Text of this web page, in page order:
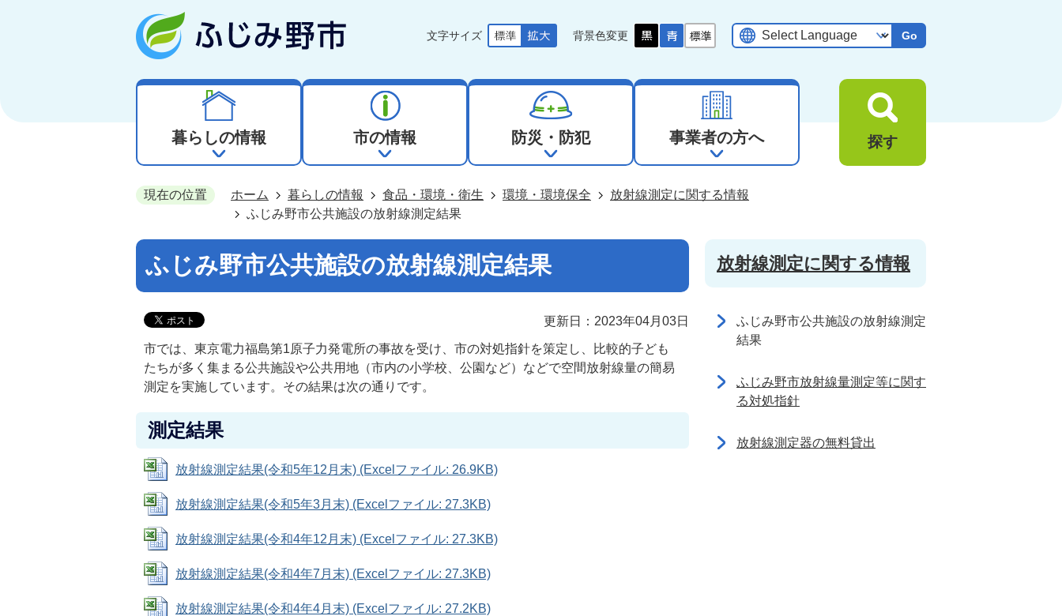
文字サイズ 背景色変更 Go
暮らしの情報 市の情報 防災・防犯 事業者の方へ 探す
現在の位置 ホーム 暮らしの情報 食品・環境・衛生 環境・環境保全
放射線測定に関する情報
ふじみ野市公共施設の放射線測定結果
ふじみ野市公共施設の放射線測定結果
更新日：2023年04月03日
市では、東京電力福島第1原子力発電所の事故を受け、市の対処指針を策定し、比較的子ども
たちが多く集まる公共施設や公共用地（市内の小学校、公園など）などで空間放射線量の簡易
測定を実施しています。その結果は次の通りです。
測定結果
放射線測定結果(令和5年12月末) (Excelファイル: 26.9KB)
放射線測定結果(令和5年3月末) (Excelファイル: 27.3KB)
放射線測定結果(令和4年12月末) (Excelファイル: 27.3KB)
放射線測定結果(令和4年7月末) (Excelファイル: 27.3KB)
放射線測定結果(令和4年4月末) (Excelファイル: 27.2KB)
放射線測定に関する情報
ふじみ野市公共施設の放射線測定
結果
ふじみ野市放射線量測定等に関す
る対処指針
放射線測定器の無料貸出